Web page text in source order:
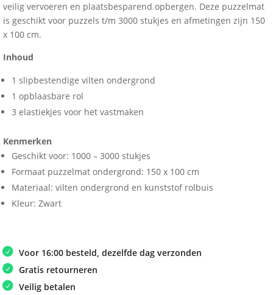
veilig vervoeren en plaatsbesparend opbergen. Deze puzzelmat
is geschikt voor puzzels t/m 3000 stukjes en afmetingen zijn 150
x 100 cm.
Inhoud
1 slipbestendige vilten ondergrond
1 opblaasbare rol
3 elastiekjes voor het vastmaken
Kenmerken
Geschikt voor: 1000 – 3000 stukjes
Formaat puzzelmat ondergrond: 150 x 100 cm
Materiaal: vilten ondergrond en kunststof rolbuis
Kleur: Zwart
Voor 16:00 besteld, dezelfde dag verzonden
Gratis retourneren
Veilig betalen